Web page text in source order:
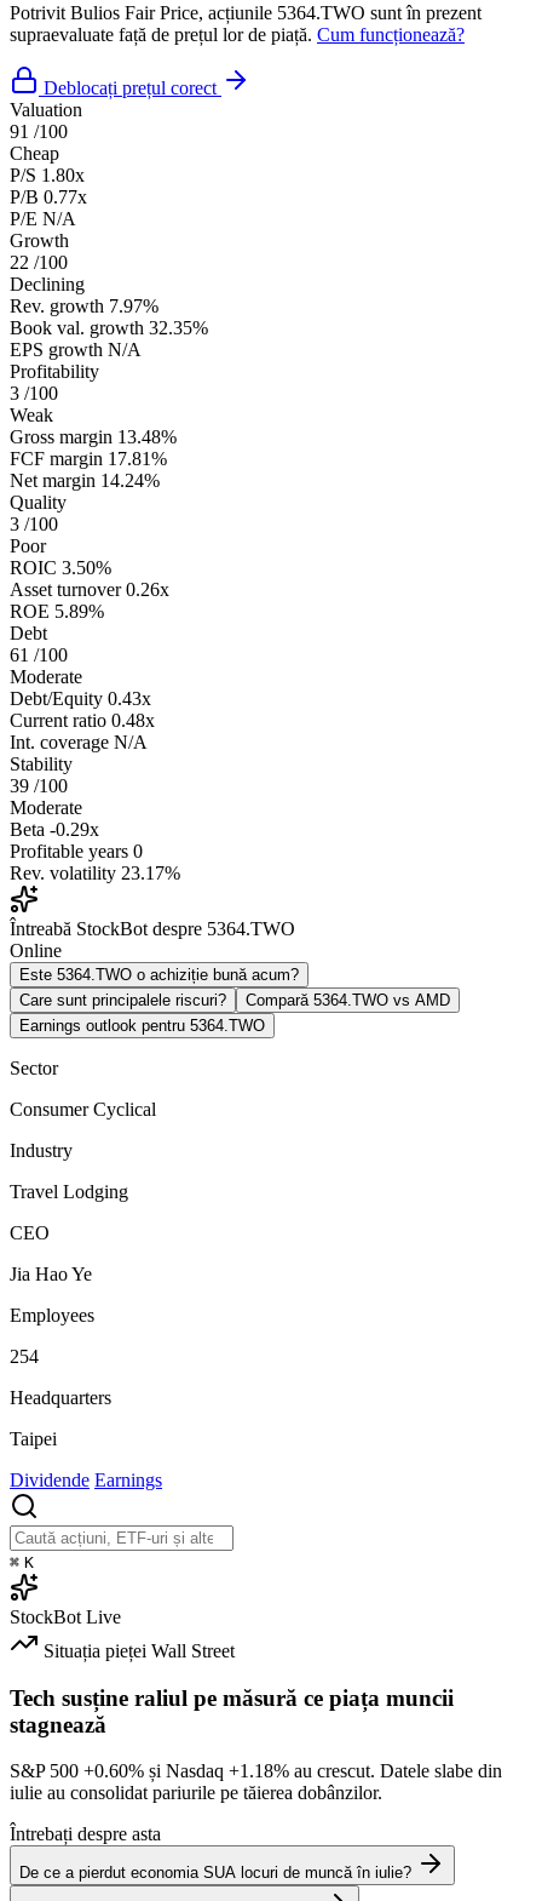
Potrivit Bulios Fair Price, acțiunile 5364.TWO sunt în prezent
supraevaluate față de prețul lor de piață. Cum funcționează?
Deblocați prețul corect
Valuation
91 /100
Cheap
P/S 1.80x
P/B 0.77x
P/E N/A
Growth
22 /100
Declining
Rev. growth 7.97%
Book val. growth 32.35%
EPS growth N/A
Profitability
3 /100
Weak
Gross margin 13.48%
FCF margin 17.81%
Net margin 14.24%
Quality
3 /100
Poor
ROIC 3.50%
Asset turnover 0.26x
ROE 5.89%
Debt
61 /100
Moderate
Debt/Equity 0.43x
Current ratio 0.48x
Int. coverage N/A
Stability
39 /100
Moderate
Beta -0.29x
Profitable years 0
Rev. volatility 23.17%
Întreabă StockBot despre 5364.TWO
Online
Este 5364.TWO o achiziție bună acum?
Care sunt principalele riscuri?
Compară 5364.TWO vs AMD
Earnings outlook pentru 5364.TWO
Sector
Consumer Cyclical
Industry
Travel Lodging
CEO
Jia Hao Ye
Employees
254
Headquarters
Taipei
Dividende Earnings
⌘ K
StockBot Live
Situația pieței Wall Street
Tech susține raliul pe măsură ce piața muncii
stagnează
S&P 500 +0.60% și Nasdaq +1.18% au crescut. Datele slabe din
iulie au consolidat pariurile pe tăierea dobânzilor.
Întrebați despre asta
De ce a pierdut economia SUA locuri de muncă în iulie?